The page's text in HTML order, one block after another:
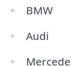
BMW
Audi